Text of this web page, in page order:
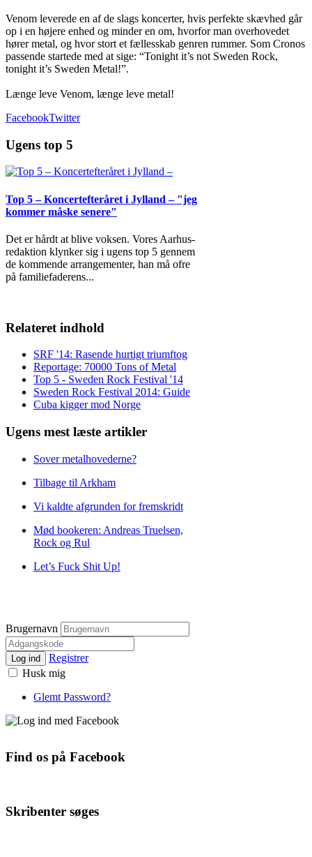
Venom leverede en af de slags koncerter, hvis perfekte skævhed går
op i en højere enhed og minder en om, hvorfor man overhovedet
hører metal, og hvor stort et fællesskab genren rummer. Som Cronos
passende startede med at sige: “Tonight it’s not Sweden Rock,
tonight it’s Sweden Metal!”.
Længe leve Venom, længe leve metal!
FacebookTwitter
Ugens top 5
Top 5 – Koncertefteråret i Jylland – "jeg
kommer måske senere"
Det er hårdt at blive voksen. Vores Aarhus-
redaktion klynker sig i ugens top 5 gennem
de kommende arrangementer, han må ofre
på familiefaderens...
Relateret indhold
SRF '14: Rasende hurtigt triumftog
Reportage: 70000 Tons of Metal
Top 5 - Sweden Rock Festival '14
Sweden Rock Festival 2014: Guide
Cuba kigger mod Norge
Ugens mest læste artikler
Sover metalhovederne?
Tilbage til Arkham
Vi kaldte afgrunden for fremskridt
Mød bookeren: Andreas Truelsen,
Rock og Rul
Let’s Fuck Shit Up!
Brugernavn
Log ind
Registrer
Husk mig
Glemt Password?
Find os på Facebook
Skribenter søges